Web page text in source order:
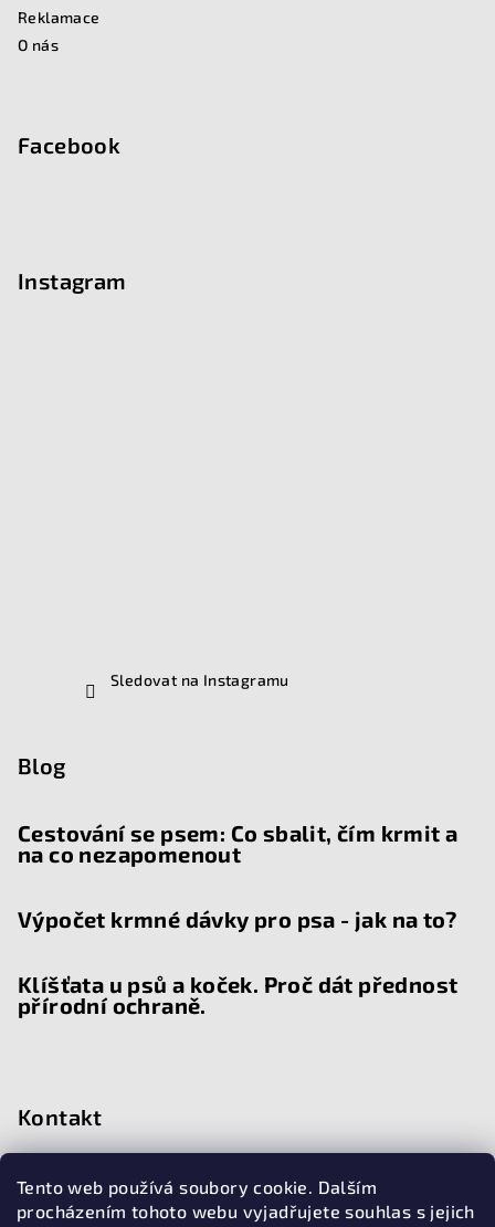
Tento web používá soubory cookie. Dalším
procházením tohoto webu vyjadřujete souhlas s jejich
Reklamace
O nás
Facebook
Instagram
Sledovat na Instagramu
Blog
Cestování se psem: Co sbalit, čím krmit a
na co nezapomenout
Výpočet krmné dávky pro psa - jak na to?
Klíšťata u psů a koček. Proč dát přednost
přírodní ochraně.
Kontakt
776 015 209